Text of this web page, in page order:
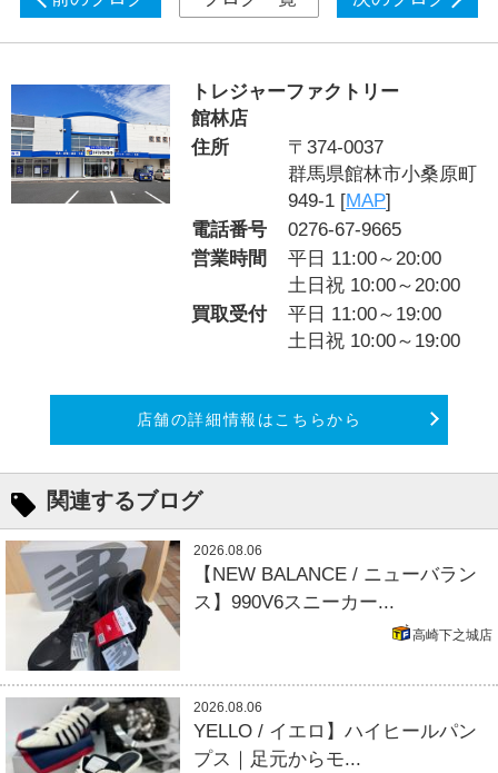
トレジャーファクトリー
館林店
住所
〒374-0037
群馬県館林市小桑原町
949-1 [MAP]
電話番号
0276-67-9665
営業時間
平日 11:00～20:00
土日祝 10:00～20:00
買取受付
平日 11:00～19:00
土日祝 10:00～19:00
店舗の詳細情報はこちらから
関連するブログ
2026.08.06
【NEW BALANCE / ニューバラン
ス】990V6スニーカー...
高崎下之城店
2026.08.06
YELLO / イエロ】ハイヒールパン
プス｜足元からモ...